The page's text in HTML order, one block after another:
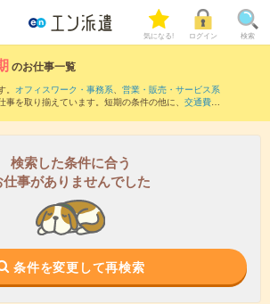
気になる! ログイン 検索
のお仕事一覧
オフィスワーク・事務系、 営業・販売・サービス系
事を取り揃えています。短期の条件の他に、 交通費別
検索した条件に合う
仕事がありませんでした
条件を変更して再検索